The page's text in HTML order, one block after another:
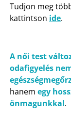
Tudjon meg
kattintson ide.
A női test
odafigyelés
hanem egy
önmagunkkal.